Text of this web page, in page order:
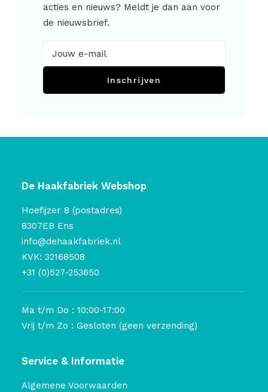
acties en nieuws? Meldt je dan aan voor
de nieuwsbrief.
Inschrijven
De Haakfabriek Webshop
Hoefijzer 8 (postadres)
8307EB Ens
info@dehaakfabriek.nl
KVK: 32168508
+31 (0)527-253650
Ma t/m Do : 10:00-17:00
Vrij t/m Zo : Gesloten (geen verzending)
Service & Informatie
Algemene Voorwaarden